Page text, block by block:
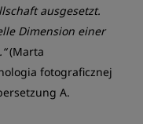
ausgesetzt.
Dimension einer
(Marta
fotograficznej
A.